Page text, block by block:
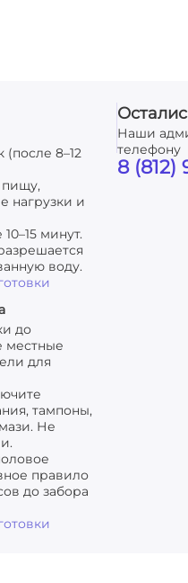
(после 8–12
нагрузки и
минут.
воду.
до
местные
для
тампоны,
Не
правило
до забора
Наши
телефону
8 (812)